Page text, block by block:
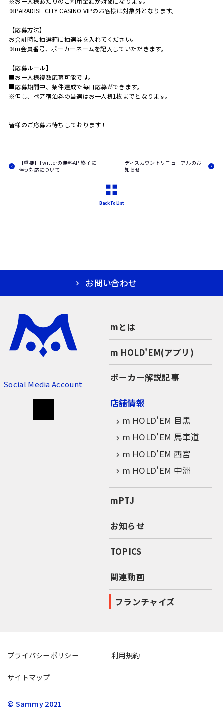
※PARADISE CITY CASINO VIPのお客様は対象外となります。
【応募方法】
お会計時に抽選箱に抽選券を入れてください。
※m会員番号、ポーカーネームを記入していただきます。
【応募ルール】
■お一人様複数応募可能です。
■応募期間中、条件達成で毎日応募ができます。
※但し、ペア宿泊券の当選はお一人様1枚までとなります。
皆様のご応募お待ちしております！
【重要】Twitterの無料API終了に
伴う対応について
Back To List
ディスカウントリニューアルのお
知らせ
お問い合わせ
Social Media Account
mとは
m HOLD'EM(アプリ)
ポーカー解説記事
店舗情報
m HOLD'EM 目黒
m HOLD'EM 馬車道
m HOLD'EM 西宮
m HOLD'EM 中洲
mPTJ
お知らせ
TOPICS
関連動画
フランチャイズ
プライバシーポリシー 利用規約
サイトマップ
© Sammy 2021